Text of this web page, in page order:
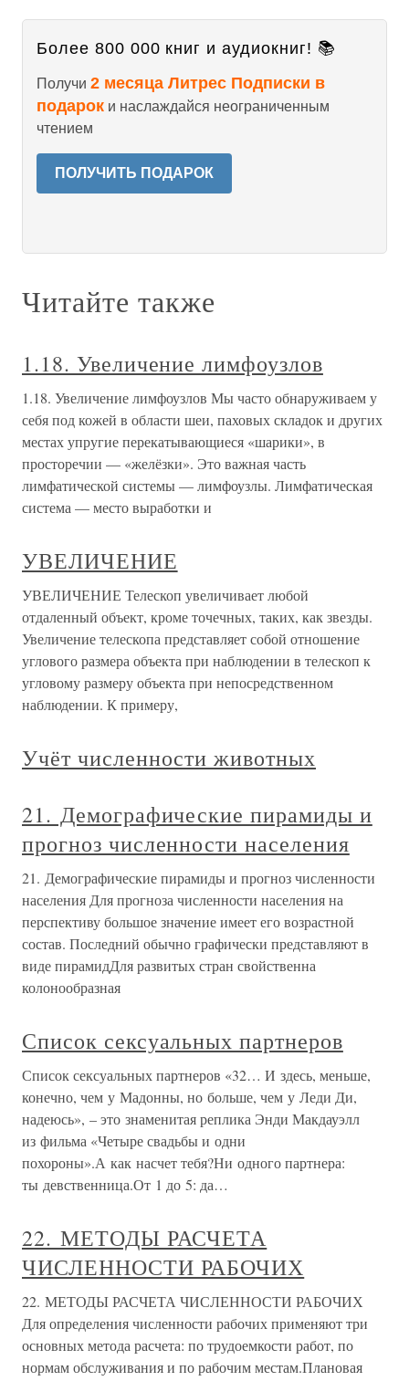
Более 800 000 книг и аудиокниг! 📚
Получи 2 месяца Литрес Подписки в
подарок и наслаждайся неограниченным
чтением
ПОЛУЧИТЬ ПОДАРОК
Читайте также
1.18. Увеличение лимфоузлов
1.18. Увеличение лимфоузлов Мы часто обнаруживаем у
себя под кожей в области шеи, паховых складок и других
местах упругие перекатывающиеся «шарики», в
просторечии — «желёзки». Это важная часть
лимфатической системы — лимфоузлы. Лимфатическая
система — место выработки и
УВЕЛИЧЕНИЕ
УВЕЛИЧЕНИЕ Телескоп увеличивает любой
отдаленный объект, кроме точечных, таких, как звезды.
Увеличение телескопа представляет собой отношение
углового размера объекта при наблюдении в телескоп к
угловому размеру объекта при непосредственном
наблюдении. К примеру,
Учёт численности животных
21. Демографические пирамиды и
прогноз численности населения
21. Демографические пирамиды и прогноз численности
населения Для прогноза численности населения на
перспективу большое значение имеет его возрастной
состав. Последний обычно графически представляют в
виде пирамидДля развитых стран свойственна
колонообразная
Список сексуальных партнеров
Список сексуальных партнеров «32… И здесь, меньше,
конечно, чем у Мадонны, но больше, чем у Леди Ди,
надеюсь», – это знаменитая реплика Энди Макдауэлл
из фильма «Четыре свадьбы и одни
похороны».А как насчет тебя?Ни одного партнера:
ты девственница.От 1 до 5: да…
22. МЕТОДЫ РАСЧЕТА
ЧИСЛЕННОСТИ РАБОЧИХ
22. МЕТОДЫ РАСЧЕТА ЧИСЛЕННОСТИ РАБОЧИХ
Для определения численности рабочих применяют три
основных метода расчета: по трудоемкости работ, по
нормам обслуживания и по рабочим местам.Плановая